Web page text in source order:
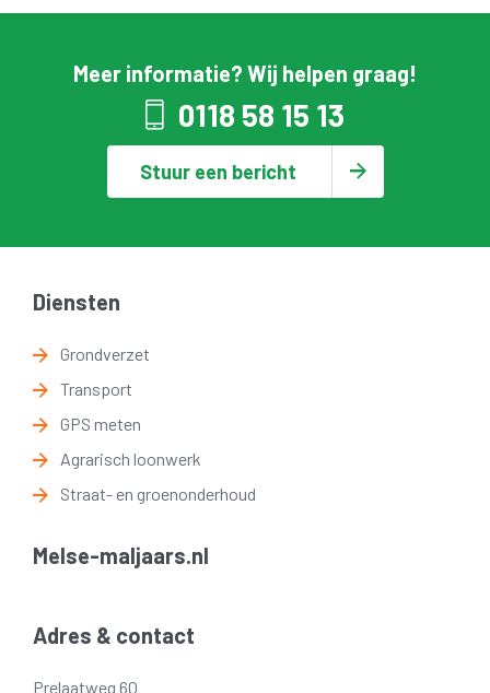
Meer informatie? Wij helpen graag!
0118 58 15 13
Stuur een bericht
Diensten
Grondverzet
Transport
GPS meten
Agrarisch loonwerk
Straat- en groenonderhoud
Melse-maljaars.nl
Adres & contact
Prelaatweg 60